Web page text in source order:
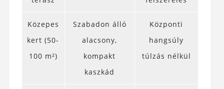
Közepes
kert (50-
100 m²)
Szabadon álló
alacsony,
kompakt
kaszkád
Központi
hangsúly
túlzás nélkül